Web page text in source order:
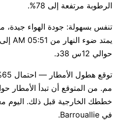
الرطوبة مرتفعة إلى 78%.
حوالي 12س 38د.
خططك الخارجية قبل ذلك. اليوم
في Barrouallie.